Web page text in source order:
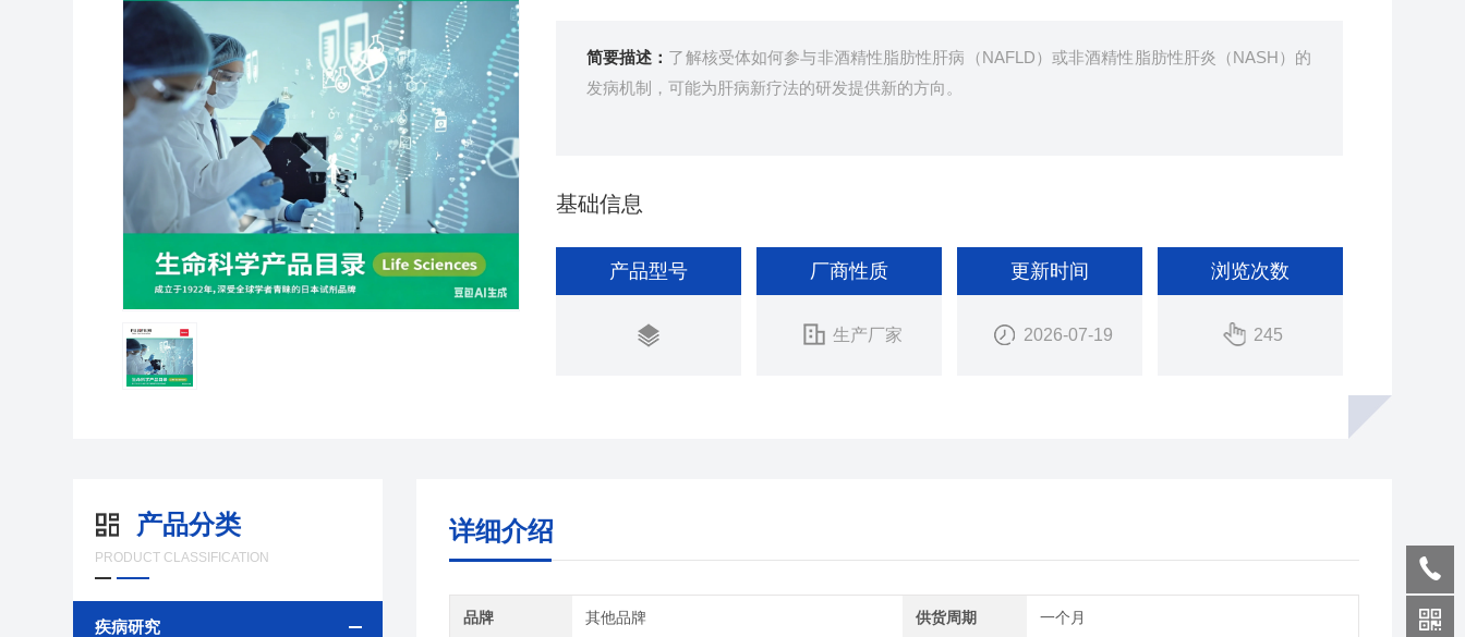
简要描述： 了解核受体如何参与非酒精性脂肪性肝病（NAFLD）或非酒精性脂肪性肝炎（NASH）的
发病机制，可能为肝病新疗法的研发提供新的方向。
基础信息
产品型号 厂商性质
生产厂家
更新时间
2026-07-19
浏览次数
245
产品分类
PRODUCT CLASSIFICATION
疾病研究
详细介绍
品牌 其他品牌 供货周期 一个月